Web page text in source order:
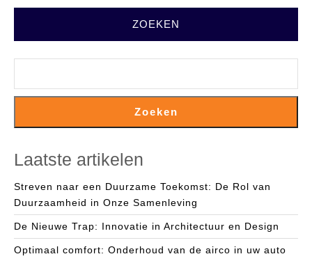
ZOEKEN
Zoeken
Laatste artikelen
Streven naar een Duurzame Toekomst: De Rol van
Duurzaamheid in Onze Samenleving
De Nieuwe Trap: Innovatie in Architectuur en Design
Optimaal comfort: Onderhoud van de airco in uw auto